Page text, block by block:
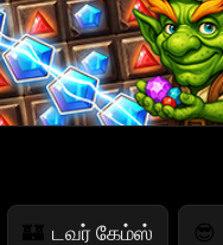
🏰 டவர் கேம்ஸ் 😎